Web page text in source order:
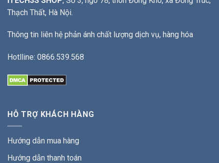
Thạch Thất, Hà Nội.
Thông tin liên hệ phản ánh chất lượng dịch vụ, hàng hóa
Hotlline: 0866.539.568
HỖ TRỢ KHÁCH HÀNG
Hướng dẫn mua hàng
Hướng dẫn thanh toán